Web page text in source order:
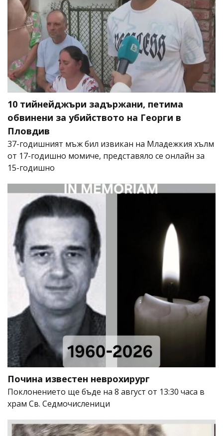
10 тийнейджъри задържани, петима
обвинени за убийството на Георги в
Пловдив
37-годишният мъж бил извикан на Младежкия хълм
от 17-годишно момиче, представяло се онлайн за
15-годишно
Почина известен неврохирург
Поклонението ще бъде на 8 август от 13:30 часа в
храм Св. Седмочисленици